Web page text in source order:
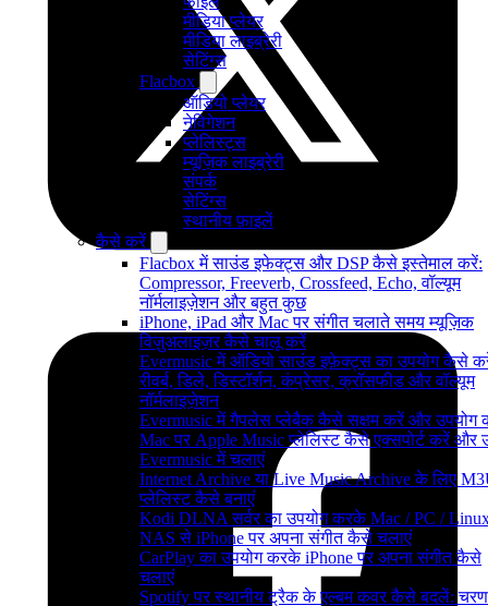
मीडिया प्लेयर
मीडिया लाइब्रेरी
सेटिंग्स
Flacbox
ऑडियो प्लेयर
नेविगेशन
प्लेलिस्ट्स
म्यूज़िक लाइब्रेरी
संपर्क
सेटिंग्स
स्थानीय फ़ाइलें
कैसे करें
Flacbox में साउंड इफेक्ट्स और DSP कैसे इस्तेमाल करें:
Compressor, Freeverb, Crossfeed, Echo, वॉल्यूम
नॉर्मलाइज़ेशन और बहुत कुछ
iPhone, iPad और Mac पर संगीत चलाते समय म्यूज़िक
विज़ुअलाइज़र कैसे चालू करें
Evermusic में ऑडियो साउंड इफ़ेक्ट्स का उपयोग कैसे
रीवर्ब, डिले, डिस्टॉर्शन, कंप्रेसर, क्रॉसफीड और वॉल्यूम
नॉर्मलाइज़ेशन
Evermusic में गैपलेस प्लेबैक कैसे सक्षम करें और उपयोग
Mac पर Apple Music प्लेलिस्ट कैसे एक्सपोर्ट करें और
Evermusic में चलाएं
Internet Archive या Live Music Archive के लिए
प्लेलिस्ट कैसे बनाएं
Kodi DLNA सर्वर का उपयोग करके Mac / PC /
NAS से iPhone पर अपना संगीत कैसे चलाएं
CarPlay का उपयोग करके iPhone पर अपना संगीत कैसे
चलाएं
Spotify पर स्थानीय ट्रैक के एल्बम कवर कैसे बदलें: